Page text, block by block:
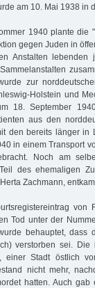
am 10. Mai 1938 in
1940 plante die
gegen Juden in
Anstalten lebenden
zur
Holstein und
18. September
aus den
den bereits länger in
in einem Transport
Noch am
des ehemaligen
Zachmann,
von
Tod unter der
behauptet,
verstorben sei.
einer Stadt östlich
nicht mehr,
hatten. Auch